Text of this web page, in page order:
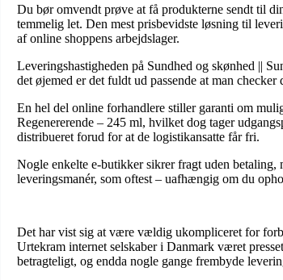
Du bør omvendt prøve at få produkterne sendt til
temmelig let. Den mest prisbevidste løsning til
af online shoppens arbejdslager.
Leveringshastigheden på Sundhed og skønhed ||
det øjemed er det fuldt ud passende at man
En hel del online forhandlere stiller garanti om
Regenererende – 245 ml, hvilket dog tager
distribueret forud for at de logistikansatte får fri.
Nogle enkelte e-butikker sikrer fragt uden
leveringsmanér, som oftest – uafhængig om du
Det har vist sig at være vældig ukompliceret for
Urtekram internet selskaber i Danmark været
betragteligt, og endda nogle gange frembyde